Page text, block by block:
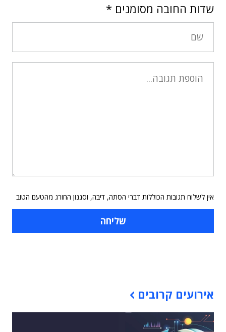
שדות החובה מסומנים *
אין לשלוח תגובות הכוללות דברי הסתה, דיבה, וסגנון החורג מהטעם הטוב
אירועים קרובים